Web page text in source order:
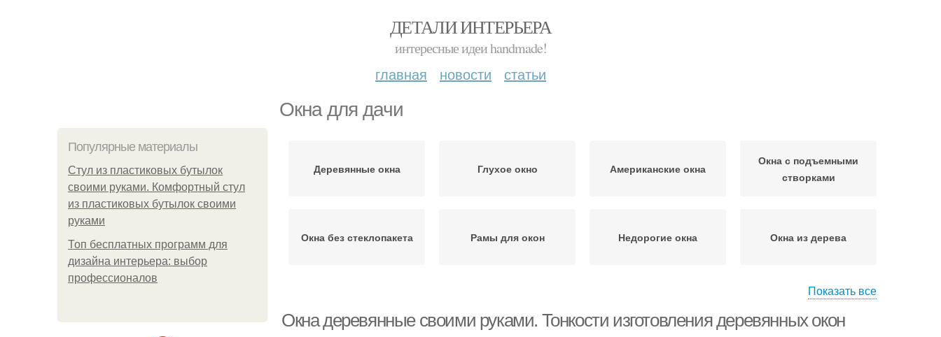
ДЕТАЛИ ИНТЕРЬЕРА
интересные идеи handmade!
главная новости статьи
Окна для дачи
Популярные материалы
Стул из пластиковых бутылок
своими руками. Комфортный стул
из пластиковых бутылок своими
руками
Топ бесплатных программ для
дизайна интерьера: выбор
профессионалов
Деревянные окна Глухое окно Американские окна
Окна с подъемными
створками
Окна без стеклопакета Рамы для окон Недорогие окна Окна из дерева
окнами
Показать все
Окна деревянные своими руками. Тонкости изготовления деревянных окон